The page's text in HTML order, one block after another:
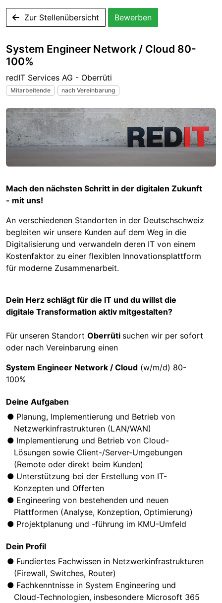
Zur Stellenübersicht Bewerben
System Engineer Network / Cloud 80-
100%
redIT Services AG - Oberrüti
Mitarbeitende nach Vereinbarung
Mach den nächsten Schritt in der digitalen Zukunft
- mit uns!
An verschiedenen Standorten in der Deutschschweiz
begleiten wir unsere Kunden auf dem Weg in die
Digitalisierung und verwandeln deren IT von einem
Kostenfaktor zu einer flexiblen Innovationsplattform
für moderne Zusammenarbeit.
Dein Herz schlägt für die IT und du willst die
digitale Transformation aktiv mitgestalten?
Für unseren Standort Oberrüti suchen wir per sofort
oder nach Vereinbarung einen
System Engineer Network / Cloud (w/m/d) 80-
100%
Deine Aufgaben
Planung, Implementierung und Betrieb von
Netzwerkinfrastrukturen (LAN/WAN)
Implementierung und Betrieb von Cloud-
Lösungen sowie Client-/Server-Umgebungen
(Remote oder direkt beim Kunden)
Unterstützung bei der Erstellung von IT-
Konzepten und Offerten
Engineering von bestehenden und neuen
Plattformen (Analyse, Konzeption, Optimierung)
Projektplanung und -führung im KMU-Umfeld
Dein Profil
Fundiertes Fachwissen in Netzwerkinfrastrukturen
(Firewall, Switches, Router)
Fachkenntnisse in System Engineering und
Cloud-Technologien, insbesondere Microsoft 365